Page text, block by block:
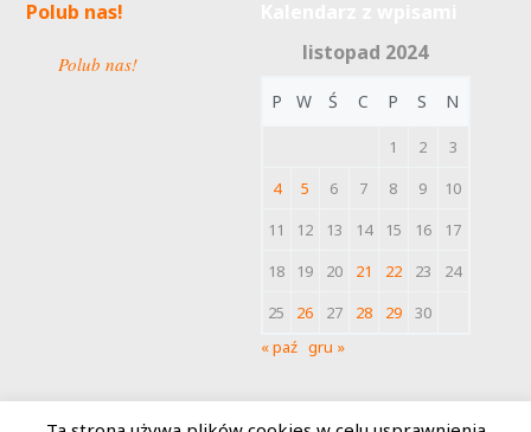
Polub nas!
Polub nas!
listopad 2024
P W Ś C P S N
1 2
3
4
5 6 7 8 9
10
11
12 13 14 15 16
17
18
19 20 21 22 23
24
25
26 27 28 29
30
« paź gru »